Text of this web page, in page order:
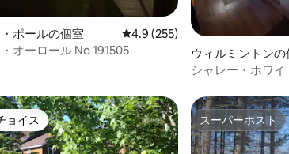
4.98つ星の平均評価
ポールの個室 レビュー255件、5つ星中4.9つ
4.9 (255)
オーロール No 191505
ウィルミントンの
シャレー・ホワ
ョイス
ョイス スーパーホスト
スーパーホスト